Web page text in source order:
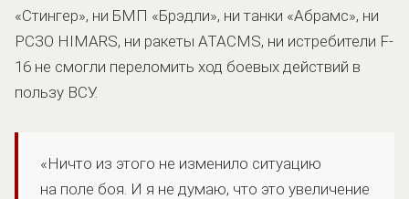
«Стингер», ни БМП «Брэдли», ни танки «Абрамс», ни
РСЗО HIMARS, ни ракеты ATACMS, ни истребители F-
16 не смогли переломить ход боевых действий в
пользу ВСУ.
«Ничто из этого не изменило ситуацию
на поле боя. И я не думаю, что это увеличение